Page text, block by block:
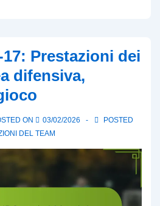
Prestazioni dei
difensiva,
ON 03/02/2026
POSTED
DEL TEAM